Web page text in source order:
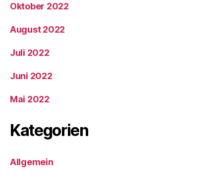
Oktober 2022
August 2022
Juli 2022
Juni 2022
Mai 2022
Kategorien
Allgemein